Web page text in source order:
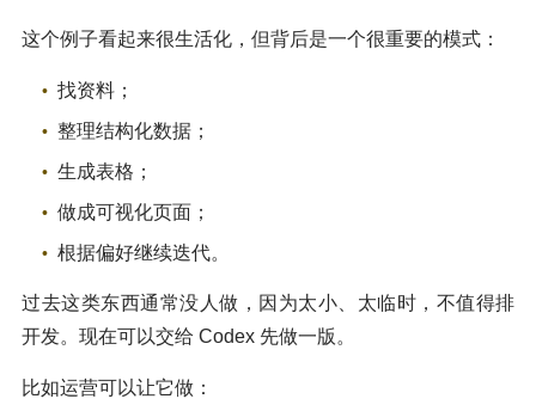
这个例子看起来很生活化，但背后是一个很重要的模式：
找资料；
整理结构化数据；
生成表格；
做成可视化页面；
根据偏好继续迭代。
过去这类东西通常没人做，因为太小、太临时，不值得排
开发。现在可以交给 Codex 先做一版。
比如运营可以让它做：